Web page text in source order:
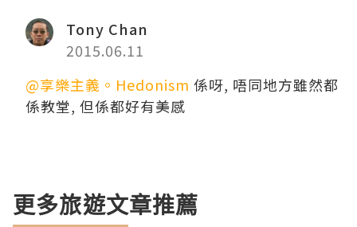
Tony Chan
2015.06.11
@享樂主義。Hedonism 係呀, 唔同地方雖然都
係教堂, 但係都好有美感
更多旅遊文章推薦